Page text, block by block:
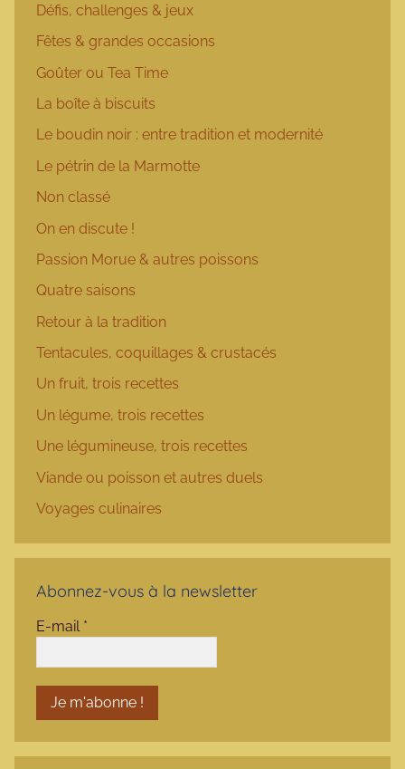
Défis, challenges & jeux
Fêtes & grandes occasions
Goûter ou Tea Time
La boîte à biscuits
Le boudin noir : entre tradition et modernité
Le pétrin de la Marmotte
Non classé
On en discute !
Passion Morue & autres poissons
Quatre saisons
Retour à la tradition
Tentacules, coquillages & crustacés
Un fruit, trois recettes
Un légume, trois recettes
Une légumineuse, trois recettes
Viande ou poisson et autres duels
Voyages culinaires
Abonnez-vous à la newsletter
E-mail *